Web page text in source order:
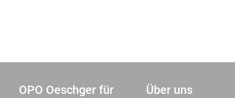
OPO Oeschger für Über uns